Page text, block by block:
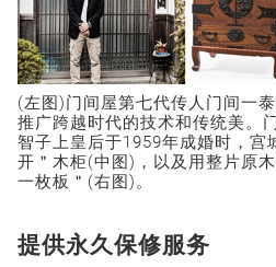
(左图)门间屋第七代传人门间一
推广跨越时代的技术和传统美。
智子上皇后于1959年成婚时，宫
开＂木柜(中图)，以及用整片原
一枚板＂(右图)。
提供永久保修服务